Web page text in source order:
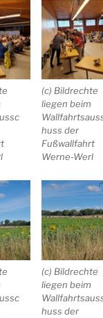
(c) Bildrechte
liegen beim
huss der
Fußwallfahrt
Werne-Werl
(c) Bildrechte
liegen beim
huss der